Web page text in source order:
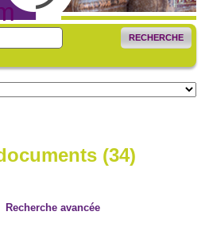
RECHERCHE
(34)
Recherche avancée